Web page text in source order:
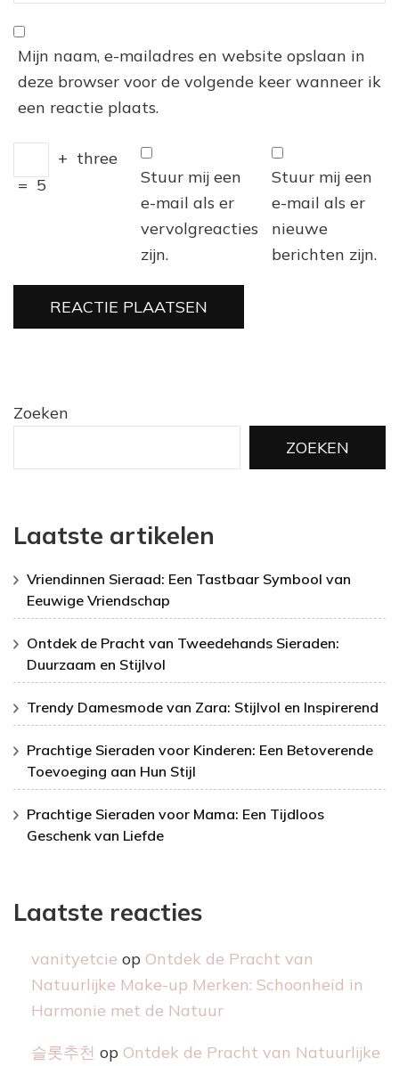
Mijn naam, e-mailadres en website opslaan in
deze browser voor de volgende keer wanneer ik
een reactie plaats.
+ three
= 5
Stuur mij een
e-mail als er
vervolgreacties
zijn.
Stuur mij een
e-mail als er
nieuwe
berichten zijn.
Zoeken
ZOEKEN
Laatste artikelen
Vriendinnen Sieraad: Een Tastbaar Symbool van
Eeuwige Vriendschap
Ontdek de Pracht van Tweedehands Sieraden:
Duurzaam en Stijlvol
Trendy Damesmode van Zara: Stijlvol en Inspirerend
Prachtige Sieraden voor Kinderen: Een Betoverende
Toevoeging aan Hun Stijl
Prachtige Sieraden voor Mama: Een Tijdloos
Geschenk van Liefde
Laatste reacties
vanityetcie op Ontdek de Pracht van
Natuurlijke Make-up Merken: Schoonheid in
Harmonie met de Natuur
슬롯추천 op Ontdek de Pracht van Natuurlijke